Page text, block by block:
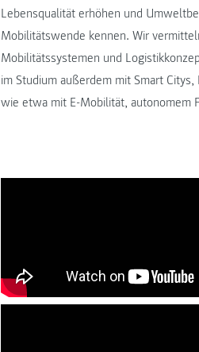
Lebensqualität erhöhen und
Mobilitätswende kennen. Wir
Mobilitätssystemen und
im Studium außerdem mit Smart
wie etwa mit E-Mobilität, autonomem